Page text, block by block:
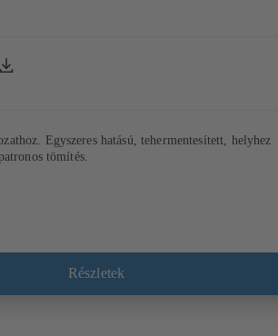
Egyszeres hatású, tehermentesített, helyhez
tömítés.
Részletek